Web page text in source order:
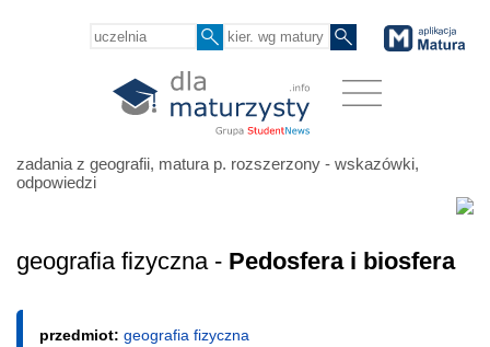
zadania z geografii, matura p. rozszerzony - wskazówki,
odpowiedzi
geografia fizyczna - Pedosfera i biosfera
przedmiot: geografia fizyczna